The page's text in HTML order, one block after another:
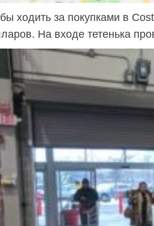
ходить за покупками в
На входе тетенька